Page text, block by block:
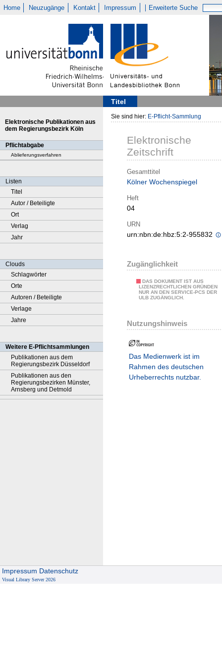
Home Neuzugänge Kontakt Impressum Erweiterte Suche
Titel
Elektronische Publikationen aus
dem Regierungsbezirk Köln
Pflichtabgabe
Ablieferungsverfahren
Listen
Titel
Autor / Beteiligte
Ort
Verlag
Jahr
Clouds
Schlagwörter
Orte
Autoren / Beteiligte
Verlage
Jahre
Weitere E-Pflichtsammlungen
Publikationen aus dem
Regierungsbezirk Düsseldorf
Publikationen aus den
Regierungsbezirken Münster,
Arnsberg und Detmold
Sie sind hier: E-Pflicht-Sammlung
Elektronische
Zeitschrift
Gesamttitel
Kölner Wochenspiegel
Heft
04
URN
urn:nbn:de:hbz:5:2-955832
Zugänglichkeit
DAS DOKUMENT IST AUS
LIZENZRECHTLICHEN GRÜNDEN
NUR AN DEN SERVICE-PCS DER
ULB ZUGÄNGLICH.
Nutzungshinweis
Das Medienwerk ist im
Rahmen des deutschen
Urheberrechts nutzbar.
Impressum Datenschutz
Visual Library Server 2026